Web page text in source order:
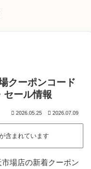
クーポンコード
セール情報
2026.05.25 2026.07.09
含まれています
場店の新着クーポン